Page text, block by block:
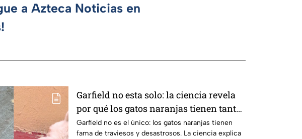
a Azteca Noticias en
Garfield no esta solo: la ciencia revela
por qué los gatos naranjas tienen tanta
fama de hacer "desastres"
Garfield no es el único: los gatos naranjas tienen
fama de traviesos y desastrosos. La ciencia explica